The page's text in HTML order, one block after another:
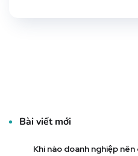
Bài viết mới
Khi nào doanh nghiệp